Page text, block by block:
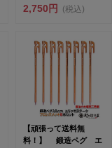
5mm×4M 4本 自在...
2,750円 (税込)
【頑張って送料無
料！】 鍛造ペグ エ